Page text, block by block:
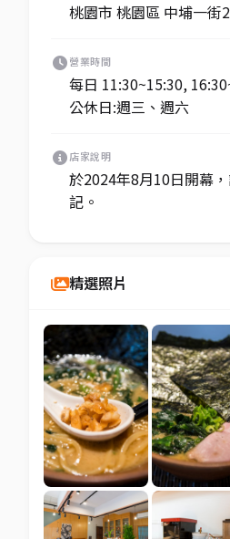
桃園市 桃園區 中埔一街
營業時間
每日 11:30~15:30,
公休日:週三、週六
店家說明
於2024年8月10日開幕
記。
精選照片